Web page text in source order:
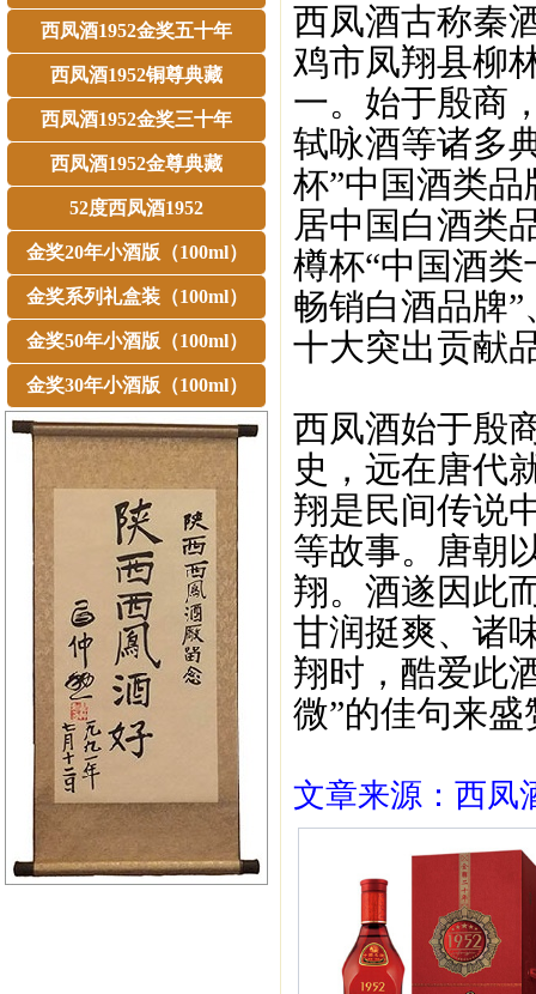
西凤酒1952金奖五十年
西凤酒1952铜尊典藏
西凤酒1952金奖三十年
西凤酒1952金尊典藏
52度西凤酒1952
金奖20年小酒版（100ml）
金奖系列礼盒装（100ml）
金奖50年小酒版（100ml）
金奖30年小酒版（100ml）
西凤酒古称秦
鸡市凤翔县柳
一。始于殷商
轼咏酒等诸多
杯”中国酒类
居中国白酒类
樽杯“中国酒
畅销白酒品牌
十大突出贡献
西凤酒始于殷
史，远在唐代
翔是民间传说
等故事。唐朝
翔。酒遂因此
甘润挺爽、诸
翔时，酷爱此
微”的佳句来
文章来源：西凤